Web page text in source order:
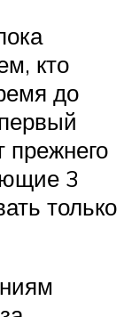
кто
до
прежнего
3
только